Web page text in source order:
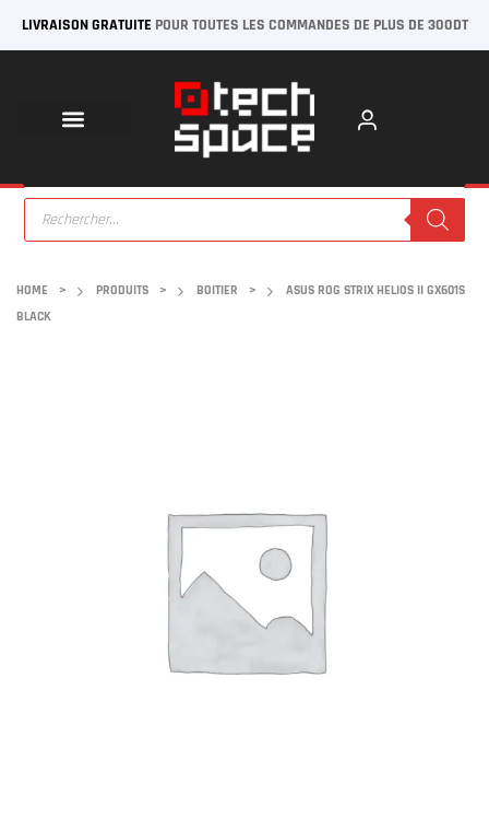
LIVRAISON GRATUITE POUR TOUTES LES COMMANDES DE PLUS DE 300DT
HOME > PRODUITS > BOITIER >
ASUS ROG STRIX HELIOS II GX601S
BLACK